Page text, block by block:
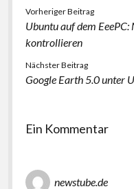
Vorheriger Beitrag
Ubuntu auf dem
kontrollieren
Nächster Beitrag
Google Earth 5.0 unter
Ein Kommentar
newstube.de